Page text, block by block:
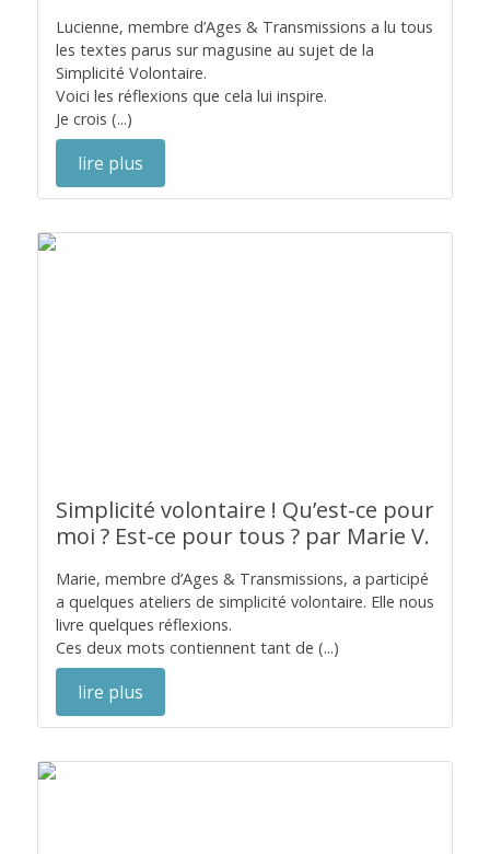
Lucienne, membre d’Ages & Transmissions a lu tous
les textes parus sur magusine au sujet de la
Simplicité Volontaire.
Voici les réflexions que cela lui inspire.
Je crois (...)
lire plus
Simplicité volontaire ! Qu’est-ce pour
moi ? Est-ce pour tous ? par Marie V.
Marie, membre d’Ages & Transmissions, a participé
a quelques ateliers de simplicité volontaire. Elle nous
livre quelques réflexions.
Ces deux mots contiennent tant de (...)
lire plus